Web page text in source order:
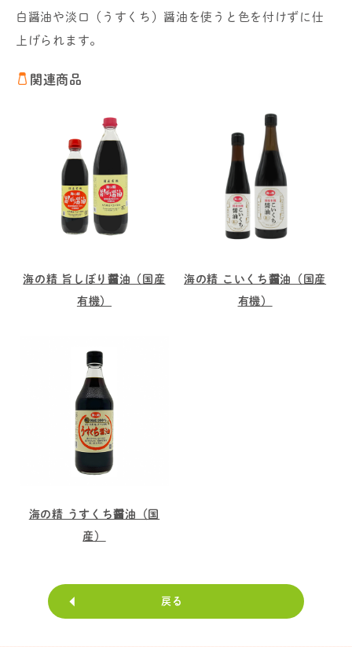
白醤油や淡口（うすくち）醤油を使うと色を付けずに仕
上げられます。
関連商品
海の精 旨しぼり醤油（国産
有機）
海の精 こいくち醤油（国産
有機）
海の精 うすくち醤油（国
産）
戻る